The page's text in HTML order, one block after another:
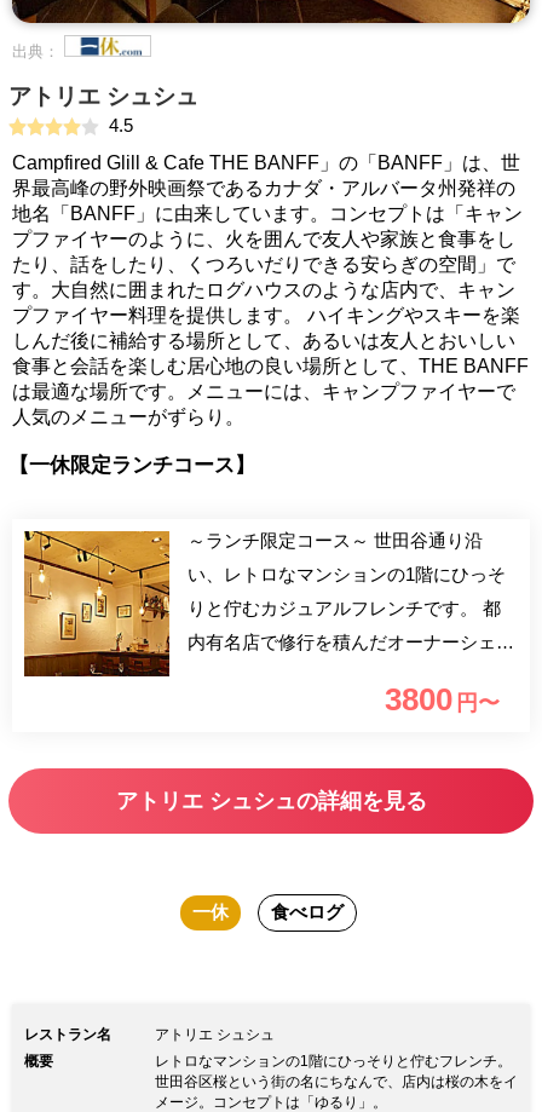
出典：
アトリエ シュシュ
4.5
Campfired Glill & Cafe THE BANFF」の「BANFF」は、世
界最高峰の野外映画祭であるカナダ・アルバータ州発祥の
地名「BANFF」に由来しています。コンセプトは「キャン
プファイヤーのように、火を囲んで友人や家族と食事をし
たり、話をしたり、くつろいだりできる安らぎの空間」で
す。大自然に囲まれたログハウスのような店内で、キャン
プファイヤー料理を提供します。 ハイキングやスキーを楽
しんだ後に補給する場所として、あるいは友人とおいしい
食事と会話を楽しむ居心地の良い場所として、THE BANFF
は最適な場所です。メニューには、キャンプファイヤーで
人気のメニューがずらり。
【一休限定ランチコース】
～ランチ限定コース～ 世田谷通り沿
い、レトロなマンションの1階にひっそ
りと佇むカジュアルフレンチです。 都
内有名店で修行を積んだオーナーシェフ
じず、重すぎず、コース料理でもデザー
りのお料理をお楽しみください。
3800 円〜
アトリエ シュシュの詳細を見る
一休 食べログ
レストラン名
アトリエ シュシュ
概要
レトロなマンションの1階にひっそりと佇むフレンチ。
世田谷区桜という街の名にちなんで、店内は桜の木をイ
メージ。コンセプトは「ゆるり」。